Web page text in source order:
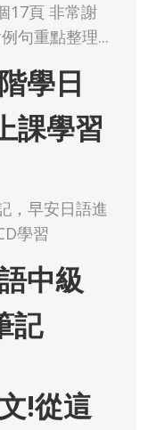
17頁 非常謝
句重點整理...
學日
課學習
，早安日語進
學習
中級
記
!從這